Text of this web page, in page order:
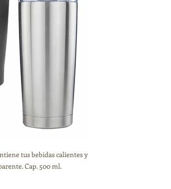
tus bebidas calientes y
Cap. 500 ml.